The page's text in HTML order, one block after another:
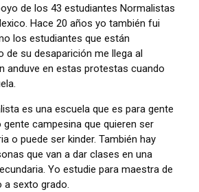
de los 43 estudiantes Normalistas
Hace 20 años yo también fui
los estudiantes que están
de su desaparición me llega al
anduve en estas protestas cuando
es una escuela que es para gente
campesina que quieren ser
o puede ser kinder. También hay
que van a dar clases en una
Yo estudie para maestra de
a sexto grado.